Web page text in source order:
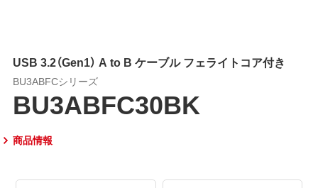
USB 3.2（Gen1） A to B ケーブル フェライトコア付き
BU3ABFCシリーズ
BU3ABFC30BK
商品情報